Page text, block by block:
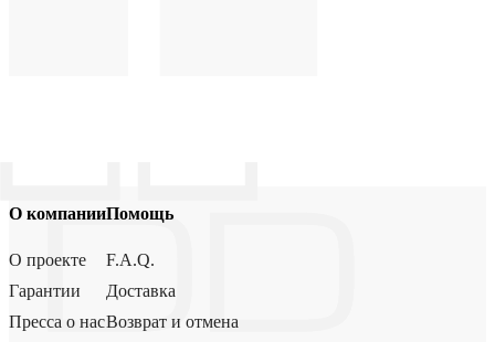
О компании
О проекте
Гарантии
Пресса о нас
Помощь
F.A.Q.
Доставка
Возврат и отмена